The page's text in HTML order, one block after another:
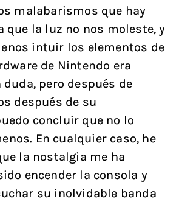
malabarismos que hay
que la luz no nos moleste, y
intuir los elementos de
de Nintendo era
pero después de
después de su
concluir que no lo
En cualquier caso, he
la nostalgia me ha
encender la consola y
su inolvidable banda